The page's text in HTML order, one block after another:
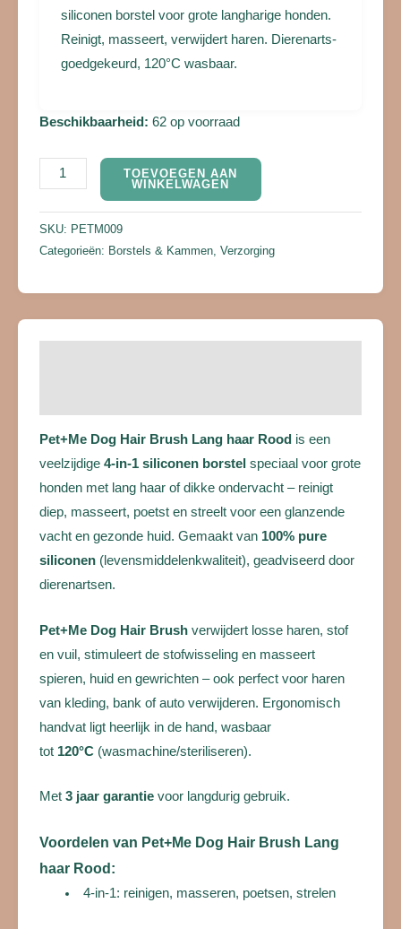
siliconen borstel voor grote langharige honden.
Reinigt, masseert, verwijdert haren. Dierenarts-
goedgekeurd, 120°C wasbaar.
Beschikbaarheid: 62 op voorraad
TOEVOEGEN AAN
WINKELWAGEN
SKU: PETM009
Categorieën: Borstels & Kammen, Verzorging
Pet+Me Dog Hair Brush Lang haar Rood is een
veelzijdige 4-in-1 siliconen borstel speciaal voor grote
honden met lang haar of dikke ondervacht – reinigt
diep, masseert, poetst en streelt voor een glanzende
vacht en gezonde huid. Gemaakt van 100% pure
siliconen (levensmiddelenkwaliteit), geadviseerd door
dierenartsen.
Pet+Me Dog Hair Brush verwijdert losse haren, stof
en vuil, stimuleert de stofwisseling en masseert
spieren, huid en gewrichten – ook perfect voor haren
van kleding, bank of auto verwijderen. Ergonomisch
handvat ligt heerlijk in de hand, wasbaar
tot 120°C (wasmachine/steriliseren).
Met 3 jaar garantie voor langdurig gebruik.
Voordelen van Pet+Me Dog Hair Brush Lang
haar Rood:
4-in-1: reinigen, masseren, poetsen, strelen